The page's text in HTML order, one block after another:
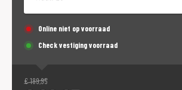
Online niet op voorraad
Check vestiging voorraad
€189,95